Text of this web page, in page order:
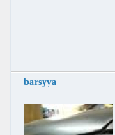
barsyya